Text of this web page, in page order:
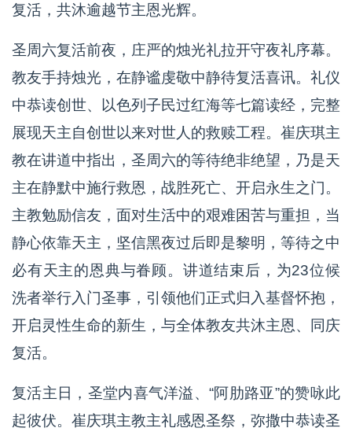
复活，共沐逾越节主恩光辉。
圣周六复活前夜，庄严的烛光礼拉开守夜礼序幕。
教友手持烛光，在静谧虔敬中静待复活喜讯。礼仪
中恭读创世、以色列子民过红海等七篇读经，完整
展现天主自创世以来对世人的救赎工程。崔庆琪主
教在讲道中指出，圣周六的等待绝非绝望，乃是天
主在静默中施行救恩，战胜死亡、开启永生之门。
主教勉励信友，面对生活中的艰难困苦与重担，当
静心依靠天主，坚信黑夜过后即是黎明，等待之中
必有天主的恩典与眷顾。讲道结束后，为23位候
洗者举行入门圣事，引领他们正式归入基督怀抱，
开启灵性生命的新生，与全体教友共沐主恩、同庆
复活。
复活主日，圣堂内喜气洋溢、“阿肋路亚”的赞咏此
起彼伏。崔庆琪主教主礼感恩圣祭，弥撒中恭读圣